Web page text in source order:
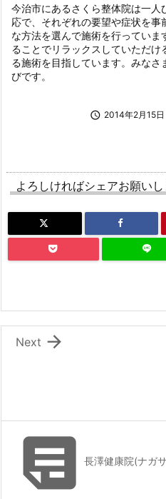
今治市にあるさくら整体院は一
応で、それぞれの要望や症状を
な方法を選んで施術を行ってい
ることでリラックスしていただ
る施術を目指しています。みな
びです。
 2014年2月15日
よろしければシェアお願い

Next
長澤健康院(ナガ